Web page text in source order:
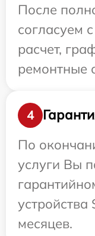
После
согласуем
расчет,
ремонтные
4
По
услуги Вы
месяцев.